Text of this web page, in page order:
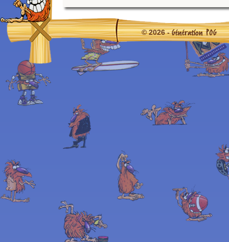
© 2026 -Génération POG